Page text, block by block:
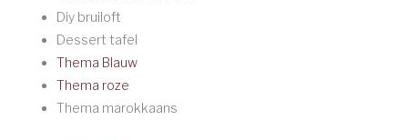
Diy bruiloft
Dessert tafel
Thema Blauw
Thema roze
Thema marokkaans